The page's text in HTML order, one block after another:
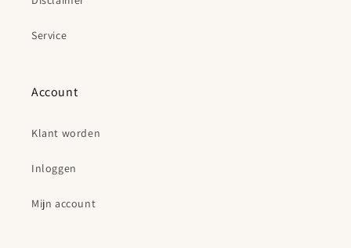
Service
Account
Klant worden
Inloggen
Mijn account